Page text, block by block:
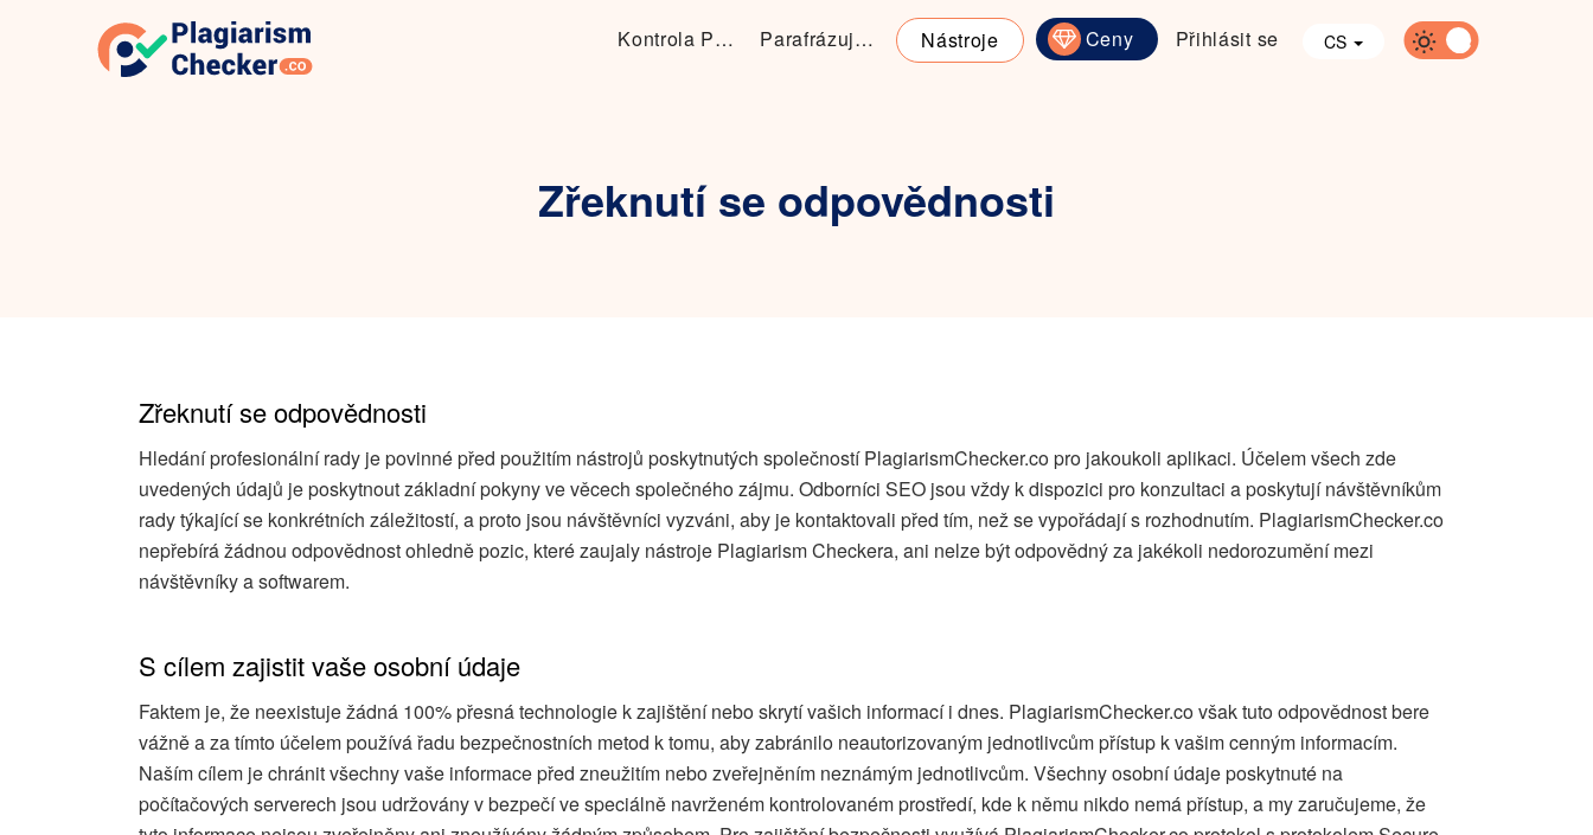
Kontrola Plagiátorství Parafrázující nástroj Nástroje Ceny Přihlásit se CS
Zřeknutí se odpovědnosti
Zřeknutí se odpovědnosti
Hledání profesionální rady je povinné před použitím nástrojů poskytnutých společností PlagiarismChecker.co pro jakoukoli aplikaci. Účelem všech zde
uvedených údajů je poskytnout základní pokyny ve věcech společného zájmu. Odborníci SEO jsou vždy k dispozici pro konzultaci a poskytují návštěvníkům
rady týkající se konkrétních záležitostí, a proto jsou návštěvníci vyzváni, aby je kontaktovali před tím, než se vypořádají s rozhodnutím. PlagiarismChecker.co
nepřebírá žádnou odpovědnost ohledně pozic, které zaujaly nástroje Plagiarism Checkera, ani nelze být odpovědný za jakékoli nedorozumění mezi
návštěvníky a softwarem.
S cílem zajistit vaše osobní údaje
Faktem je, že neexistuje žádná 100% přesná technologie k zajištění nebo skrytí vašich informací i dnes. PlagiarismChecker.co však tuto odpovědnost bere
vážně a za tímto účelem používá řadu bezpečnostních metod k tomu, aby zabránilo neautorizovaným jednotlivcům přístup k vašim cenným informacím.
Naším cílem je chránit všechny vaše informace před zneužitím nebo zveřejněním neznámým jednotlivcům. Všechny osobní údaje poskytnuté na
počítačových serverech jsou udržovány v bezpečí ve speciálně navrženém kontrolovaném prostředí, kde k němu nikdo nemá přístup, a my zaručujeme, že